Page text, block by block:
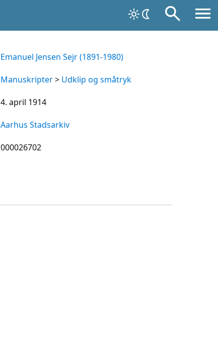
Emanuel Jensen Sejr (1891-1980)
Manuskripter> Udklip og småtryk
4. april 1914
Aarhus Stadsarkiv
000026702